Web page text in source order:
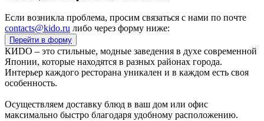
Если возникла проблема, просим связаться с нами по почте
contacts@kido.ru либо через форму ниже:
Перейти в форму
КИDO – это стильные, модные заведения в духе современной
Японии, которые находятся в разных районах города.
Интерьер каждого ресторана уникален и в каждом есть своя
особенность.
Осуществляем доставку блюд в ваш дом или офис
максимально быстро благодаря удобному расположению.